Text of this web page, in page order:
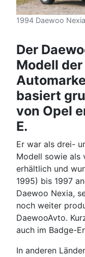
1994 Daewoo Nexia
Der
Modell
basiert
von Opel
E.
Er war als drei-
Modell sowie als
erhältlich und
1995) bis 1997
Daewoo Nexia,
noch weiter
DaewooAvto.
auch im Badge-
In anderen